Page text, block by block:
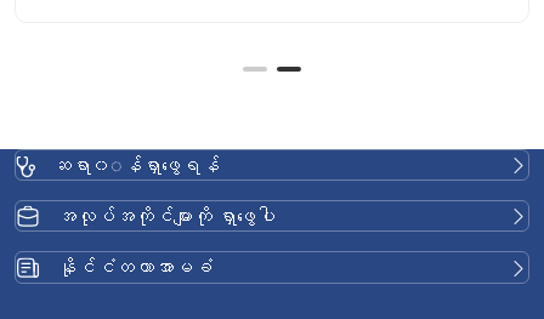
ဆရာ၀◌န်ရှာဖွေရန်
အလုပ်အကိုင်များကို ရှာဖွေပါ
နိုင်ငံတကာအာမခံ